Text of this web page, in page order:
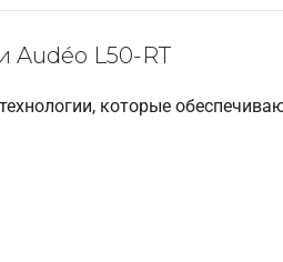
Audéo L50-RT
которые